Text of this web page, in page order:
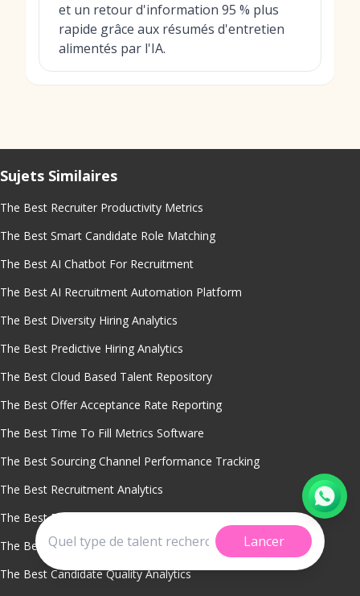
et un retour d'information 95 % plus
rapide grâce aux résumés d'entretien
alimentés par l'IA.
Lancer
Sujets Similaires
The Best Recruiter Productivity Metrics
The Best Smart Candidate Role Matching
The Best AI Chatbot For Recruitment
The Best AI Recruitment Automation Platform
The Best Diversity Hiring Analytics
The Best Predictive Hiring Analytics
The Best Cloud Based Talent Repository
The Best Offer Acceptance Rate Reporting
The Best Time To Fill Metrics Software
The Best Sourcing Channel Performance Tracking
The Best Recruitment Analytics
The Best Recruitment Analytics Software
The Best Real Time Hiring Dashboards
The Best Candidate Quality Analytics